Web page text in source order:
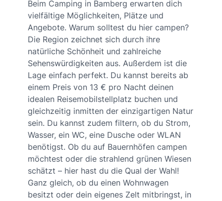
Beim Camping in Bamberg erwarten dich
vielfältige Möglichkeiten, Plätze und
Angebote. Warum solltest du hier campen?
Die Region zeichnet sich durch ihre
natürliche Schönheit und zahlreiche
Sehenswürdigkeiten aus. Außerdem ist die
Lage einfach perfekt. Du kannst bereits ab
einem Preis von 13 € pro Nacht deinen
idealen Reisemobilstellplatz buchen und
gleichzeitig inmitten der einzigartigen Natur
sein. Du kannst zudem filtern, ob du Strom,
Wasser, ein WC, eine Dusche oder WLAN
benötigst. Ob du auf Bauernhöfen campen
möchtest oder die strahlend grünen Wiesen
schätzt – hier hast du die Qual der Wahl!
Ganz gleich, ob du einen Wohnwagen
besitzt oder dein eigenes Zelt mitbringst, in